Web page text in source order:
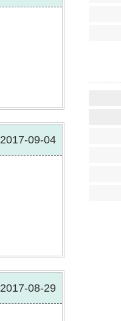
2017-09-04
2017-08-29